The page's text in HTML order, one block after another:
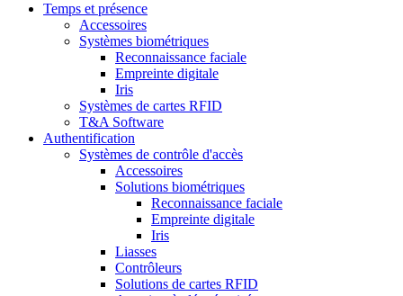
Temps et présence
Accessoires
Systèmes biométriques
Reconnaissance faciale
Empreinte digitale
Iris
Systèmes de cartes RFID
T&A Software
Authentification
Systèmes de contrôle d'accès
Accessoires
Solutions biométriques
Reconnaissance faciale
Empreinte digitale
Iris
Liasses
Contrôleurs
Solutions de cartes RFID